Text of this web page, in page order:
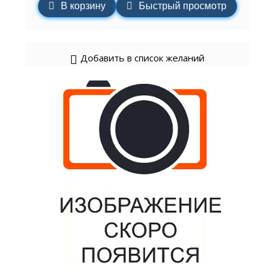
В корзину Быстрый просмотр
Добавить в список желаний